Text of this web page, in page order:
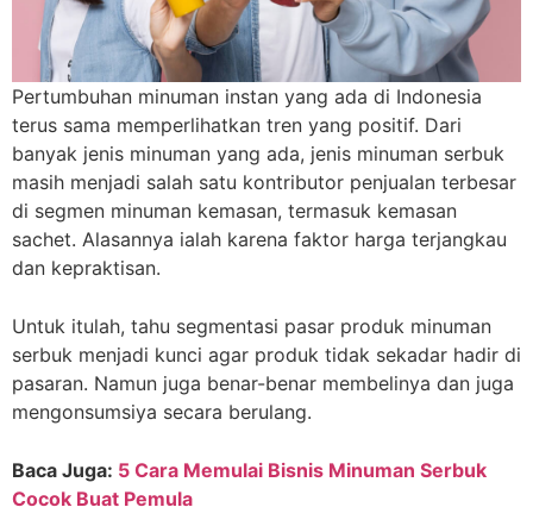
Pertumbuhan minuman instan yang ada di Indonesia
terus sama memperlihatkan tren yang positif. Dari
banyak jenis minuman yang ada, jenis minuman serbuk
masih menjadi salah satu kontributor penjualan terbesar
di segmen minuman kemasan, termasuk kemasan
sachet. Alasannya ialah karena faktor harga terjangkau
dan kepraktisan.
Untuk itulah, tahu segmentasi pasar produk minuman
serbuk menjadi kunci agar produk tidak sekadar hadir di
pasaran. Namun juga benar-benar membelinya dan juga
mengonsumsiya secara berulang.
Baca Juga: 5 Cara Memulai Bisnis Minuman Serbuk
Cocok Buat Pemula